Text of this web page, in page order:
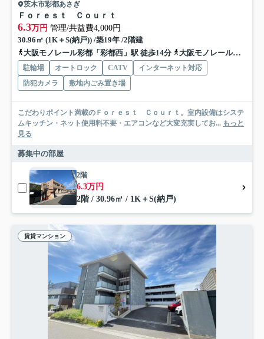
茨木市彩都あさぎ
Ｆｏｒｅｓｔ Ｃｏｕｒｔ
6.3万円 管理/共益費4,000円
30.96㎡ (1K＋S(納戸)) /築19年 /2階建
大阪モノレール彩都「彩都西」駅 徒歩14分
大阪モノレール彩都「豊川」駅 徒歩27分
駐輪場 オートロック CATV
インターネット対応
防犯カメラ
敷地内ごみ置き場
こだわりポイント満載のＦｏｒｅｓｔ Ｃｏｕｒｔ。室内設備はシステ
ムキッチン・ネット使用料不要・エアコンなど大変充実してお... もっと
見る
募集中の部屋
2階
6.3万円
2階 / 30.96㎡ / 1K＋S(納戸)
賃貸マンション